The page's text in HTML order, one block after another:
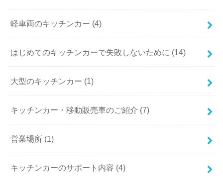
軽車両のキッチンカー (4)
はじめてのキッチンカーで失敗しないために (14)
大型のキッチンカー (1)
キッチンカー・移動販売車のご紹介 (7)
営業場所 (1)
キッチンカーのサポート内容 (4)